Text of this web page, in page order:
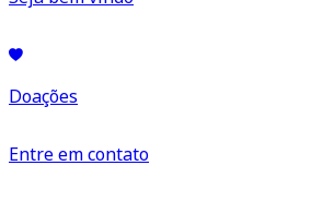
Doações
Entre em contato